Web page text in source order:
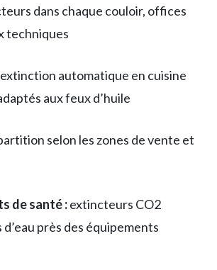
dans chaque couloir, offices
techniques
extinction automatique en cuisine
aux feux d’huile
selon les zones de vente et
de santé :extincteurs CO2
près des équipements